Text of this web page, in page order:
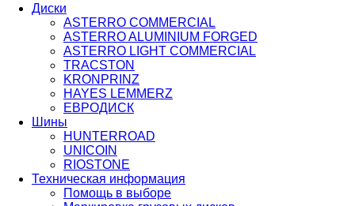
Диски
ASTERRO COMMERCIAL
ASTERRO ALUMINIUM FORGED
ASTERRO LIGHT COMMERCIAL
TRACSTON
KRONPRINZ
HAYES LEMMERZ
ЕВРОДИСК
Шины
HUNTERROAD​​​​​​​
UNICOIN
RIOSTONE
Техническая информация
Помощь в выборе